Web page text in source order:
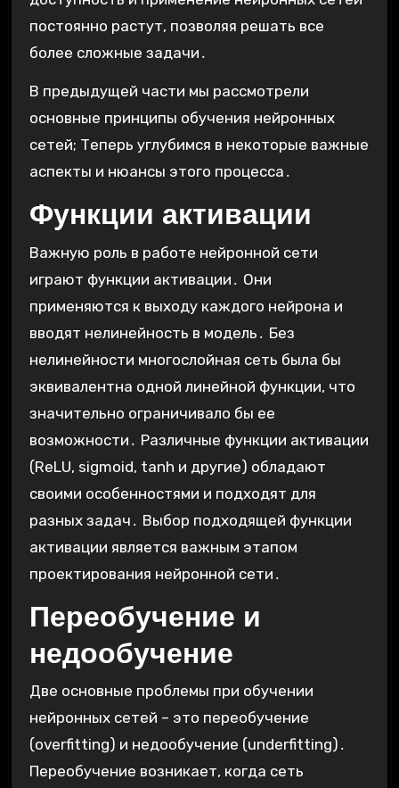
постоянно растут, позволяя решать все
более сложные задачи․
В предыдущей части мы рассмотрели
основные принципы обучения нейронных
сетей; Теперь углубимся в некоторые важные
аспекты и нюансы этого процесса․
Функции активации
Важную роль в работе нейронной сети
играют функции активации․ Они
применяются к выходу каждого нейрона и
вводят нелинейность в модель․ Без
нелинейности многослойная сеть была бы
эквивалентна одной линейной функции, что
значительно ограничивало бы ее
возможности․ Различные функции активации
(ReLU, sigmoid, tanh и другие) обладают
своими особенностями и подходят для
разных задач․ Выбор подходящей функции
активации является важным этапом
проектирования нейронной сети․
Переобучение и
недообучение
Две основные проблемы при обучении
нейронных сетей – это переобучение
(overfitting) и недообучение (underfitting)․
Переобучение возникает, когда сеть